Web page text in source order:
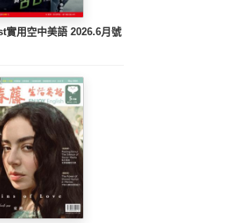
實用空中美語 2026.6月號